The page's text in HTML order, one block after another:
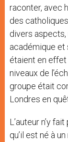
raconter, avec
des
divers
académique et
étaient en effet
niveaux de
groupe était
Londres en
L’auteur n’y
qu’il est né à